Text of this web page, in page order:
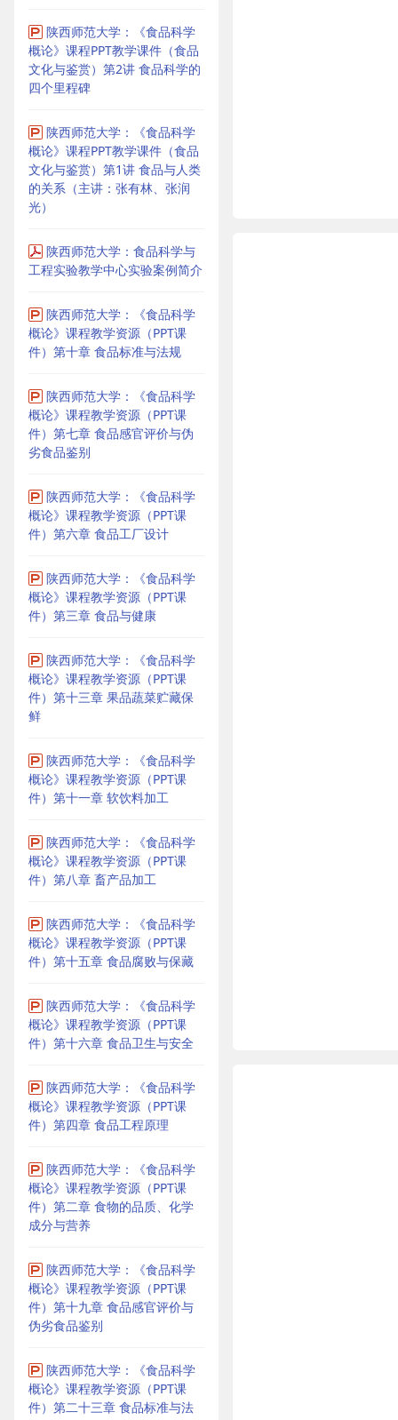
陕西师范大学：《食品科学
概论》课程PPT教学课件（食品
文化与鉴赏）第2讲 食品科学的
四个里程碑
陕西师范大学：《食品科学
概论》课程PPT教学课件（食品
文化与鉴赏）第1讲 食品与人类
的关系（主讲：张有林、张润
光）
陕西师范大学：食品科学与
工程实验教学中心实验案例简介
陕西师范大学：《食品科学
概论》课程教学资源（PPT课
件）第十章 食品标准与法规
陕西师范大学：《食品科学
概论》课程教学资源（PPT课
件）第七章 食品感官评价与伪
劣食品鉴别
陕西师范大学：《食品科学
概论》课程教学资源（PPT课
件）第六章 食品工厂设计
陕西师范大学：《食品科学
概论》课程教学资源（PPT课
件）第三章 食品与健康
陕西师范大学：《食品科学
概论》课程教学资源（PPT课
件）第十三章 果品蔬菜贮藏保
鲜
陕西师范大学：《食品科学
概论》课程教学资源（PPT课
件）第十一章 软饮料加工
陕西师范大学：《食品科学
概论》课程教学资源（PPT课
件）第八章 畜产品加工
陕西师范大学：《食品科学
概论》课程教学资源（PPT课
件）第十五章 食品腐败与保藏
陕西师范大学：《食品科学
概论》课程教学资源（PPT课
件）第十六章 食品卫生与安全
陕西师范大学：《食品科学
概论》课程教学资源（PPT课
件）第四章 食品工程原理
陕西师范大学：《食品科学
概论》课程教学资源（PPT课
件）第二章 食物的品质、化学
成分与营养
陕西师范大学：《食品科学
概论》课程教学资源（PPT课
件）第十九章 食品感官评价与
伪劣食品鉴别
陕西师范大学：《食品科学
概论》课程教学资源（PPT课
件）第二十三章 食品标准与法